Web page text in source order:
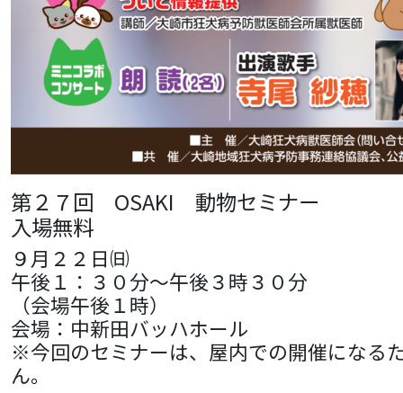
第２７回 OSAKI 動物セミナー
入場無料
９月２２日㈰
午後１：３０分～午後３時３０分
（会場午後１時）
会場：中新田バッハホール
※今回のセミナーは、屋内での開催になる
ん。